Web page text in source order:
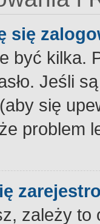
się
być kilka.
Jeśli
się
problem
zależy